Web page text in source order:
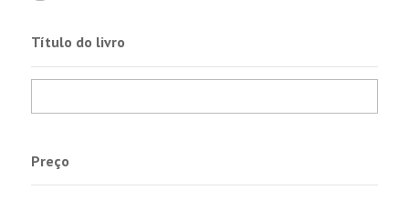
Título do livro
Preço